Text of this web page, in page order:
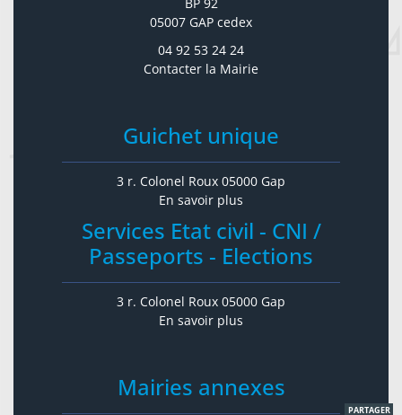
PARTAGER
05007 GAP cedex
04 92 53 24 24
Contacter la Mairie
Guichet unique
3 r. Colonel Roux 05000 Gap
En savoir plus
Services Etat civil - CNI /
Passeports - Elections
3 r. Colonel Roux 05000 Gap
En savoir plus
Mairies annexes